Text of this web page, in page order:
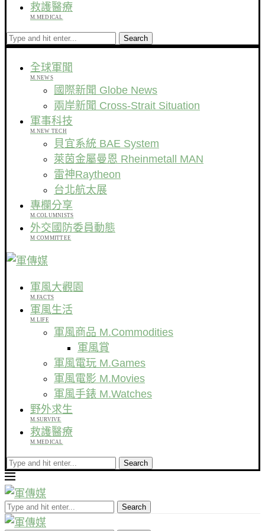
救護醫療
M.MEDICAL
Search
全球軍聞
M.NEWS
國際新聞 Globe News
兩岸新聞 Cross-Strait Situation
軍事科技
M.NEW TECH
貝宜系統 BAE System
萊茵金屬曼恩 Rheinmetall MAN
雷神Raytheon
台北航太展
專欄分享
M.COLUMNISTS
外交國防委員動態
M COMMITTEE
軍風大觀園
M.FACTS
軍風生活
M.LIFE
軍風商品 M.Commodities
軍風賞
軍風電玩 M.Games
軍風電影 M.Movies
軍風手錶 M.Watches
野外求生
M.SURVIVE
救護醫療
M.MEDICAL
Search
Search